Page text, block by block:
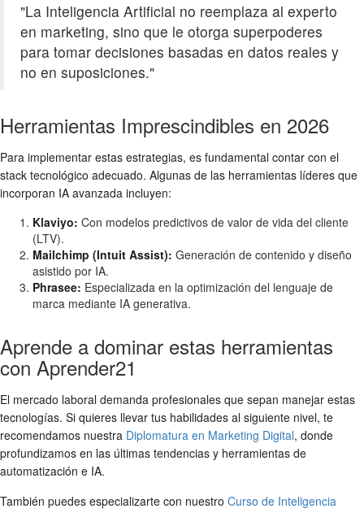
"La Inteligencia Artificial no reemplaza al experto
en marketing, sino que le otorga superpoderes
para tomar decisiones basadas en datos reales y
no en suposiciones."
Herramientas Imprescindibles en 2026
Para implementar estas estrategias, es fundamental contar con el
stack tecnológico adecuado. Algunas de las herramientas líderes que
incorporan IA avanzada incluyen:
Klaviyo: Con modelos predictivos de valor de vida del cliente
(LTV).
Mailchimp (Intuit Assist): Generación de contenido y diseño
asistido por IA.
Phrasee: Especializada en la optimización del lenguaje de
marca mediante IA generativa.
Aprende a dominar estas herramientas
con Aprender21
El mercado laboral demanda profesionales que sepan manejar estas
tecnologías. Si quieres llevar tus habilidades al siguiente nivel, te
recomendamos nuestra Diplomatura en Marketing Digital, donde
profundizamos en las últimas tendencias y herramientas de
automatización e IA.
También puedes especializarte con nuestro Curso de Inteligencia